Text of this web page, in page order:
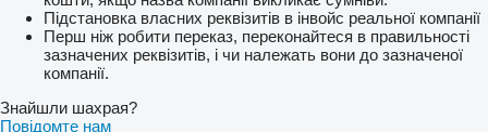
Підстановка власних реквізитів в інвойс реальної компанії
Перш ніж робити переказ, переконайтеся в правильності
зазначених реквізитів, і чи належать вони до зазначеної
компанії.
Знайшли шахрая?
Повідомте нам